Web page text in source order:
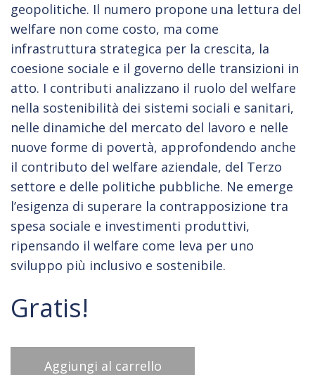
geopolitiche. Il numero propone una lettura del
welfare non come costo, ma come
infrastruttura strategica per la crescita, la
coesione sociale e il governo delle transizioni in
atto. I contributi analizzano il ruolo del welfare
nella sostenibilità dei sistemi sociali e sanitari,
nelle dinamiche del mercato del lavoro e nelle
nuove forme di povertà, approfondendo anche
il contributo del welfare aziendale, del Terzo
settore e delle politiche pubbliche. Ne emerge
l’esigenza di superare la contrapposizione tra
spesa sociale e investimenti produttivi,
ripensando il welfare come leva per uno
sviluppo più inclusivo e sostenibile.
Gratis!
Aggiungi al carrello